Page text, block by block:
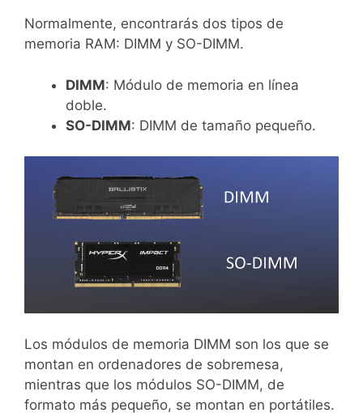
Normalmente, encontrarás dos tipos de
memoria RAM: DIMM y SO-DIMM.
DIMM: Módulo de memoria en línea
doble.
SO-DIMM: DIMM de tamaño pequeño.
Los módulos de memoria DIMM son los que se
montan en ordenadores de sobremesa,
mientras que los módulos SO-DIMM, de
formato más pequeño, se montan en portátiles.